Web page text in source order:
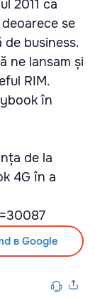
2011 ca
se
business.
ne lansam și
RIM.
în
de la
4G în a
в Google